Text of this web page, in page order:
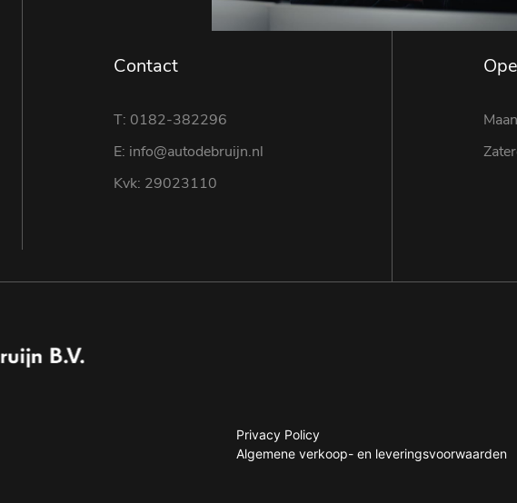
Contact
T: 0182-382296
E: info@autodebruijn.nl
Kvk: 29023110
Privacy Policy
Algemene verkoop- en leveringsvoorwaarden